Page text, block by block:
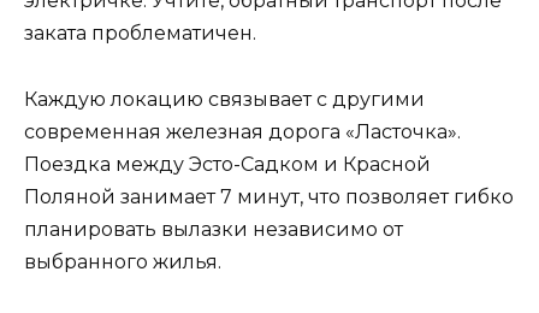
заката проблематичен.
Каждую локацию связывает с другими
современная железная дорога «Ласточка».
Поездка между Эсто-Садком и Красной
Поляной занимает 7 минут, что позволяет гибко
планировать вылазки независимо от
выбранного жилья.